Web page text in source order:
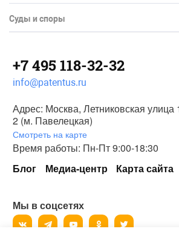
Суды и споры
+7 495 118-32-32
info@patentus.ru
Адрес: Москва, Летниковская улица
2 (м. Павелецкая)
Смотреть на карте
Время работы: Пн-Пт 9:00-18:30
Блог
Медиа-центр Карта сайта
Мы в соцсетях